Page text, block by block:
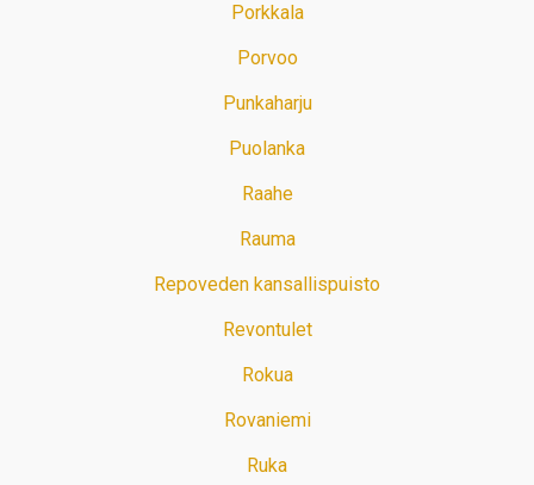
Porkkala
Porvoo
Punkaharju
Puolanka
Raahe
Rauma
Repoveden kansallispuisto
Revontulet
Rokua
Rovaniemi
Ruka